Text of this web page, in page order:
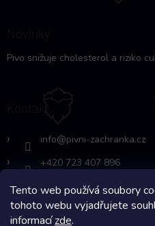
Tento web používá soubory
tohoto webu vyjadřujete
informacízde.
Pivo snižuje cholesterol a riziko
info@pivni-zachranka.cz
+420 723 407 896
https://www.facebook.com/
m/pivnipohotovost